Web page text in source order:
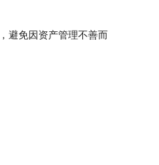
避免因资产管理不善而